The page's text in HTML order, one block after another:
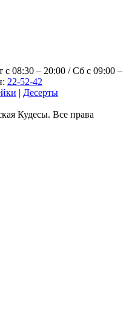
08:30 – 20:00 / Сб с 09:00 –
22-52-42
| Десерты
Кудесы. Все права